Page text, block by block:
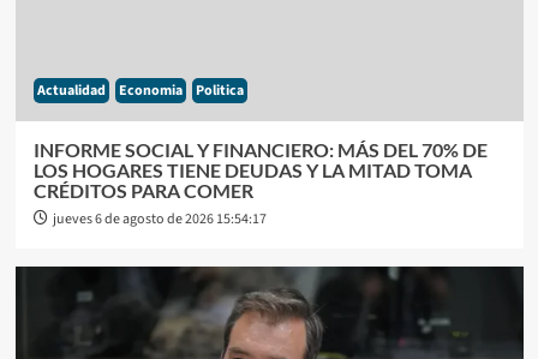
Actualidad Economia Politica
INFORME SOCIAL Y FINANCIERO: MÁS DEL 70% DE
LOS HOGARES TIENE DEUDAS Y LA MITAD TOMA
CRÉDITOS PARA COMER
jueves 6 de agosto de 2026 15:54:17